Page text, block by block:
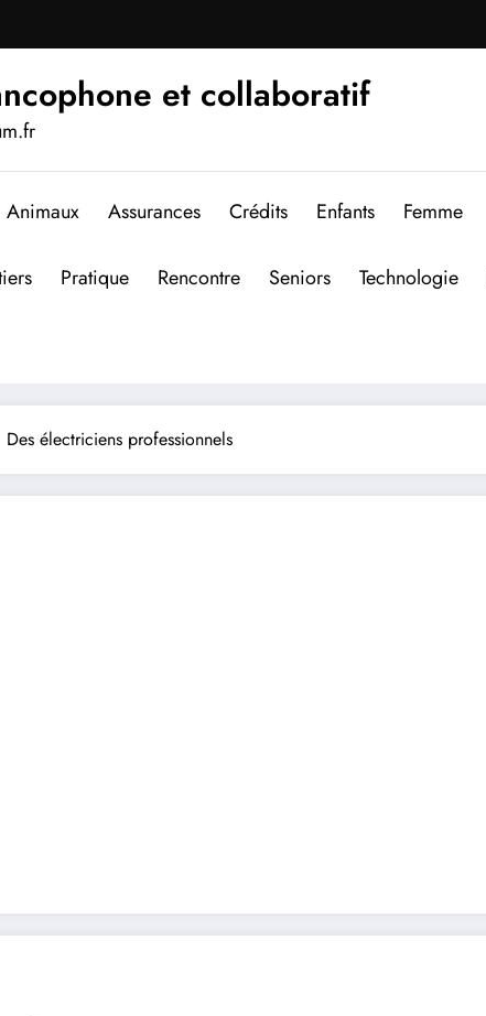
et collaboratif
Animaux Assurances Crédits Enfants Femme
Pratique Rencontre Seniors Technologie
Des électriciens professionnels